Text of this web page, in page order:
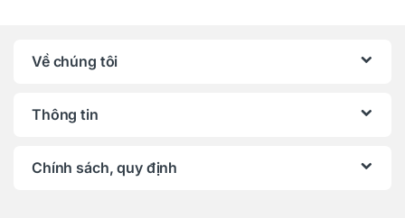
Về chúng tôi
Thông tin
Chính sách, quy định